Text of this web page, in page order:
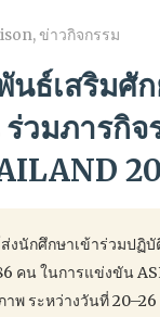
,ข่าวกิจกรรม
นธ์เสริม
วมภารกิ
นักศึกษาเข้าร่วมปฏิ
คน ในการแข่งขัน
าพ ระหว่างวันที่